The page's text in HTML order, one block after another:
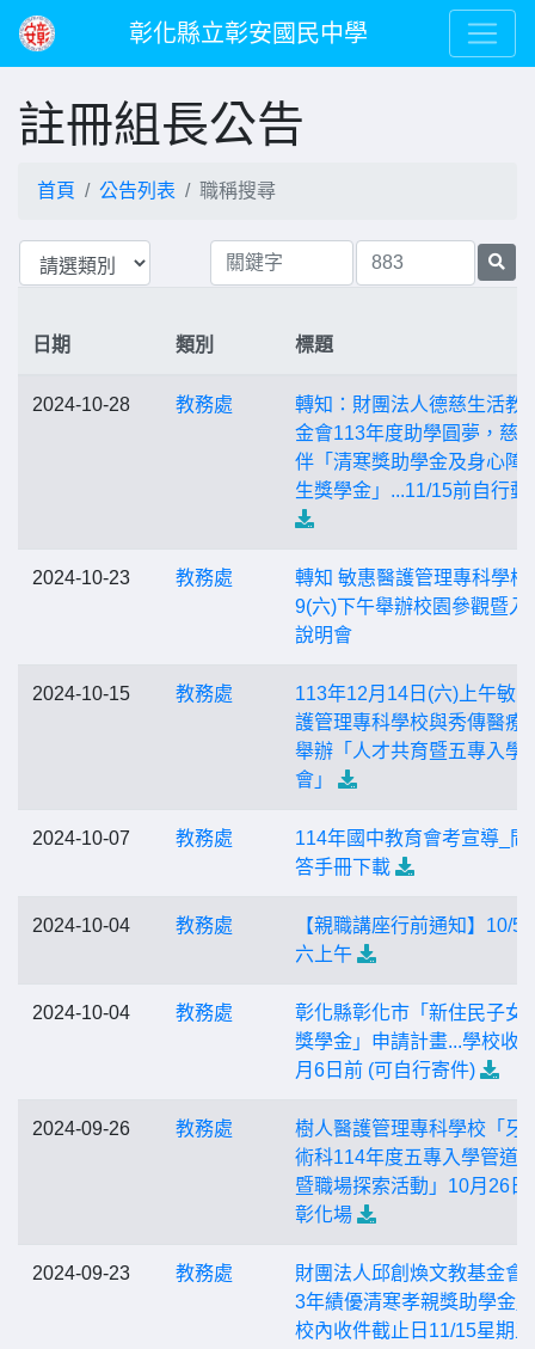
彰化縣立彰安國民中學
註冊組長公告
首頁 公告列表 職稱搜尋
日期 類別 標題
2024-10-28 教務處
轉知：財團法人德慈生活教
金會113年度助學圓夢，慈
伴「清寒獎助學金及身心障
生獎學金」...11/15前自行郵
2024-10-23 教務處
轉知 敏惠醫護管理專科學校
9(六)下午舉辦校園參觀暨入
說明會
2024-10-15 教務處
113年12月14日(六)上午敏
護管理專科學校與秀傳醫療
舉辦「人才共育暨五專入學
會」
2024-10-07 教務處
114年國中教育會考宣導_問
答手冊下載
2024-10-04 教務處
【親職講座行前通知】10/5
六上午
2024-10-04 教務處
彰化縣彰化市「新住民子女
獎學金」申請計畫...學校收
月6日前 (可自行寄件)
2024-09-26 教務處
樹人醫護管理專科學校「牙
術科114年度五專入學管道
暨職場探索活動」10月26日
彰化場
2024-09-23 教務處
財團法人邱創煥文教基金會
3年績優清寒孝親獎助學金
校內收件截止日11/15星期五